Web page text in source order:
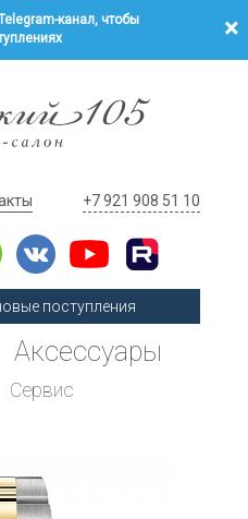
канал, чтобы
+7 921 908 51 10
поступления
Аксессуары
Сервис